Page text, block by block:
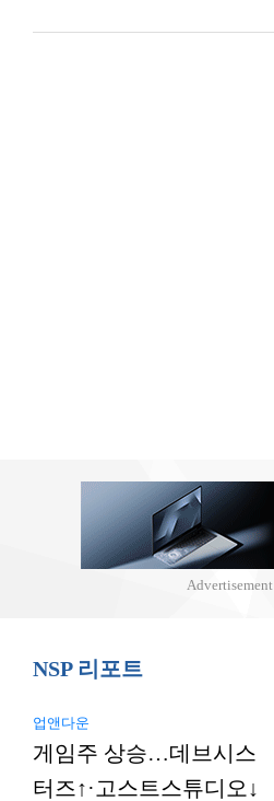
Advertisement
NSP 리포트
업앤다운
게임주 상승…데브시스
터즈↑·고스트스튜디오↓